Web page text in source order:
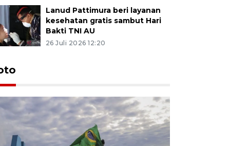
Lanud Pattimura beri layanan
kesehatan gratis sambut Hari
Bakti TNI AU
26 Juli 2026 12:20